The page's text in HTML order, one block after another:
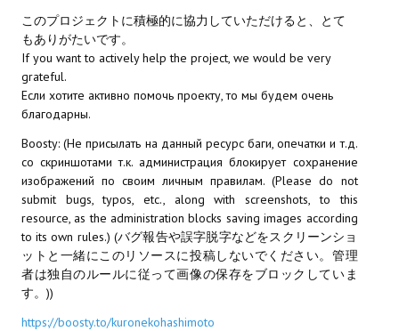
НОВОСТИ ПОРТАЛА
Новости
Новости Архив
МОДЫ ДЛЯ ИГР
Патчи
Mass Effect 2
Mass Effect 3
Моды
このプロジェクトに積極的に協力していただけると、とて
もありがたいです。
If you want to actively help the project, we would be very
grateful.
Если хотите активно помочь проекту, то мы будем очень
благодарны.
Boosty: (Не присылать на данный ресурс баги, опечатки и т.д.
со скриншотами т.к. администрация блокирует сохранение
изображений по своим личным правилам. (Please do not
submit bugs, typos, etc., along with screenshots, to this
resource, as the administration blocks saving images according
to its own rules.) (バグ報告や誤字脱字などをスクリーンショ
ットと一緒にこのリソースに投稿しないでください。管理
者は独自のルールに従って画像の保存をブロックしていま
す。))
https://boosty.to/kuronekohashimoto